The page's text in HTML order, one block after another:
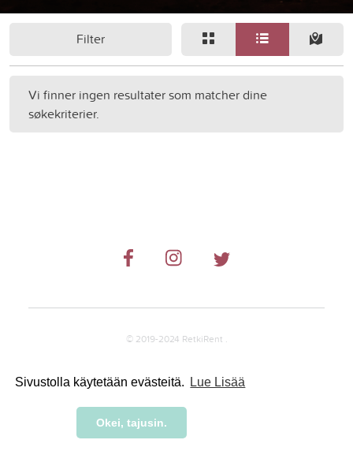
Sivustolla käytetään evästeitä. Lue Lisää
Okei, tajusin.
Filter
Vi finner ingen resultater som matcher dine
søkekriterier.
© 2019-2024 RetkiRent .